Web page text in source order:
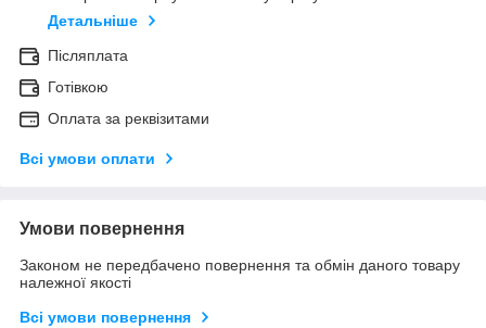
Детальніше
Післяплата
Готівкою
Оплата за реквізитами
Всі умови оплати
Умови повернення
Законом не передбачено повернення та обмін даного товару
належної якості
Всі умови повернення